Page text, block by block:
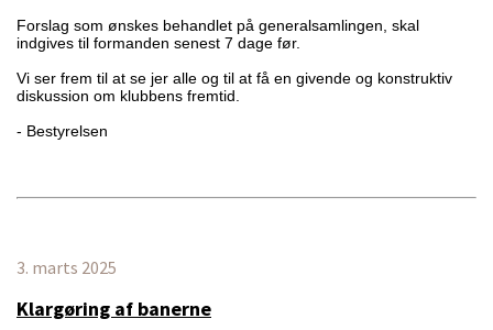
Forslag som ønskes behandlet på generalsamlingen, skal
indgives til formanden senest 7 dage før.
Vi ser frem til at se jer alle og til at få en givende og konstruktiv
diskussion om klubbens fremtid.
- Bestyrelsen
3. marts 2025
Klargøring af banerne